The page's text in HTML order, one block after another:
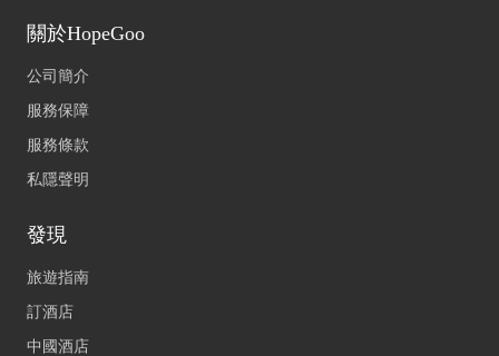
關於HopeGoo
公司簡介
服務保障
服務條款
私隱聲明
發現
旅遊指南
訂酒店
中國酒店